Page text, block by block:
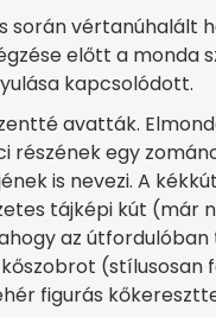
során vértanúhalált
előtt a monda
kapcsolódott.
avatták.
részének egy
is nevezi. A
tájképi kút (már
az
figurás